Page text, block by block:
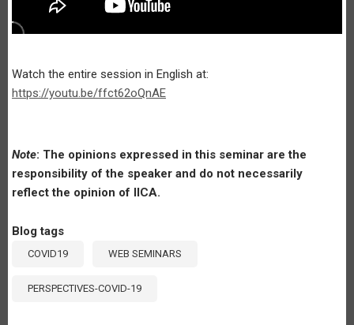
Watch the entire session in English at:
https://youtu.be/ffct62oQnAE
Note: The opinions expressed in this seminar are the
responsibility of the speaker and do not necessarily
reflect the opinion of IICA.
Blog tags
COVID19 WEB SEMINARS
PERSPECTIVES-COVID-19